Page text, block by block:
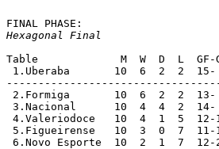
Hexagonal Final
Table		  M  W  D  L  GF-GA  Pts
1.Uberaba	 10  6
2.Formiga	 10  6  2
3.Nacional	 10  4  4  2  14- 7  16
4.Valeriodoce	 10  4  1  5  12-14  13
5.Figueirense	 10  3  0  7  11-16   9
6.Novo Esporte	 10  2  1  7  12-26   7